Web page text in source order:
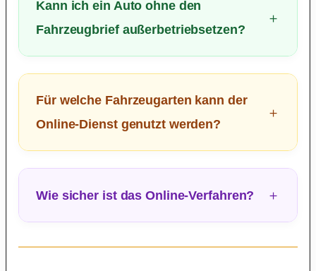
Kann ich ein Auto ohne den
Fahrzeugbrief außerbetriebsetzen?
Für welche Fahrzeugarten kann der
Online-Dienst genutzt werden?
Wie sicher ist das Online-Verfahren?